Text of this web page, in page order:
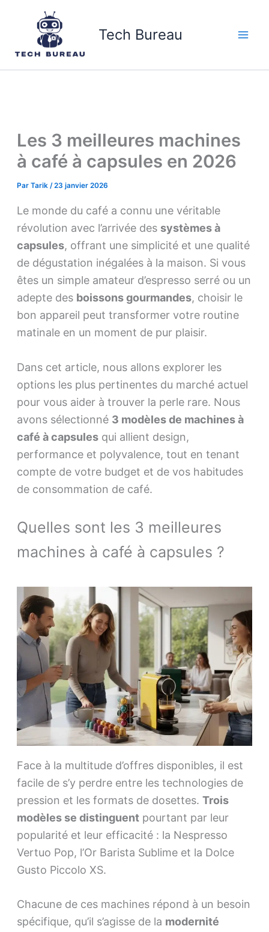
contenu
Tech Bureau
Les 3 meilleures machines
à café à capsules en 2026
Par Tarik /23 janvier 2026
Le monde du café a connu une véritable
révolution avec l’arrivée des systèmes à
capsules, offrant une simplicité et une qualité
de dégustation inégalées à la maison. Si vous
êtes un simple amateur d’espresso serré ou un
adepte des boissons gourmandes, choisir le
bon appareil peut transformer votre routine
matinale en un moment de pur plaisir.
Dans cet article, nous allons explorer les
options les plus pertinentes du marché actuel
pour vous aider à trouver la perle rare. Nous
avons sélectionné 3 modèles de machines à
café à capsulesqui allient design,
performance et polyvalence, tout en tenant
compte de votre budget et de vos habitudes
de consommation de café.
Quelles sont les 3 meilleures
machines à café à capsules ?
Face à la multitude d’offres disponibles, il est
facile de s’y perdre entre les technologies de
pression et les formats de dosettes. Trois
modèles se distinguentpourtant par leur
popularité et leur efficacité : la Nespresso
Vertuo Pop, l’Or Barista Sublime et la Dolce
Gusto Piccolo XS.
Chacune de ces machines répond à un besoin
spécifique, qu’il s’agisse de la modernité